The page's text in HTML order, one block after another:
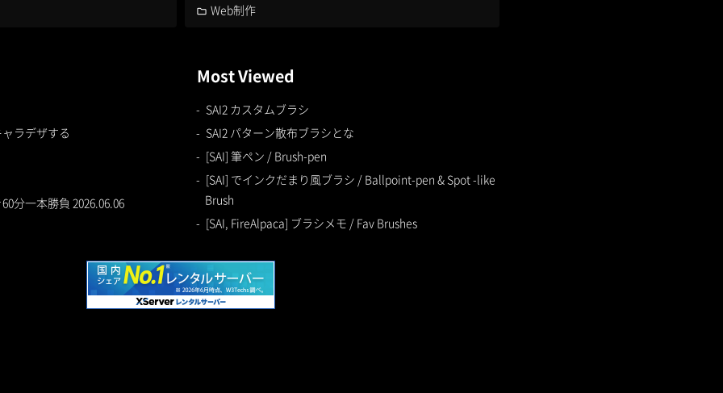
Web制作
ラデザする
分一本勝負 2026.06.06
Most Viewed
SAI2 カスタムブラシ
SAI2 パターン散布ブラシとな
[SAI] 筆ペン / Brush-pen
[SAI] でインクだまり風ブラシ / Ballpoint-pen & Spot -like
Brush
[SAI, FireAlpaca] ブラシメモ / Fav Brushes